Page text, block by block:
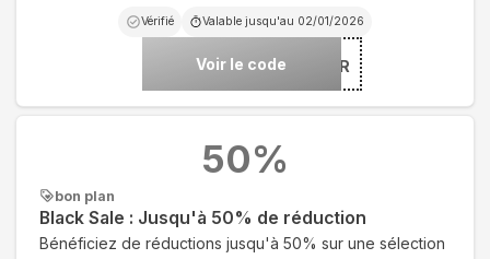
Vérifié Valable jusqu'au 02/01/2026
Voir le code***YD-25FR
bon plan
Black Sale : Jusqu'à 50% de réduction
Bénéficiez de réductions jusqu'à 50% sur une sélection
50%